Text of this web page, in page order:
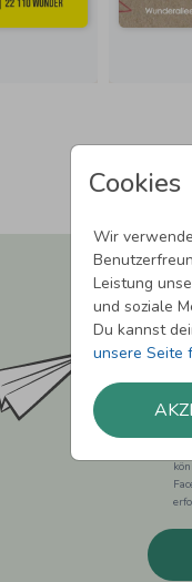
Cookies
Wir
Leistung
und soziale
Du kannst
unsere Seite